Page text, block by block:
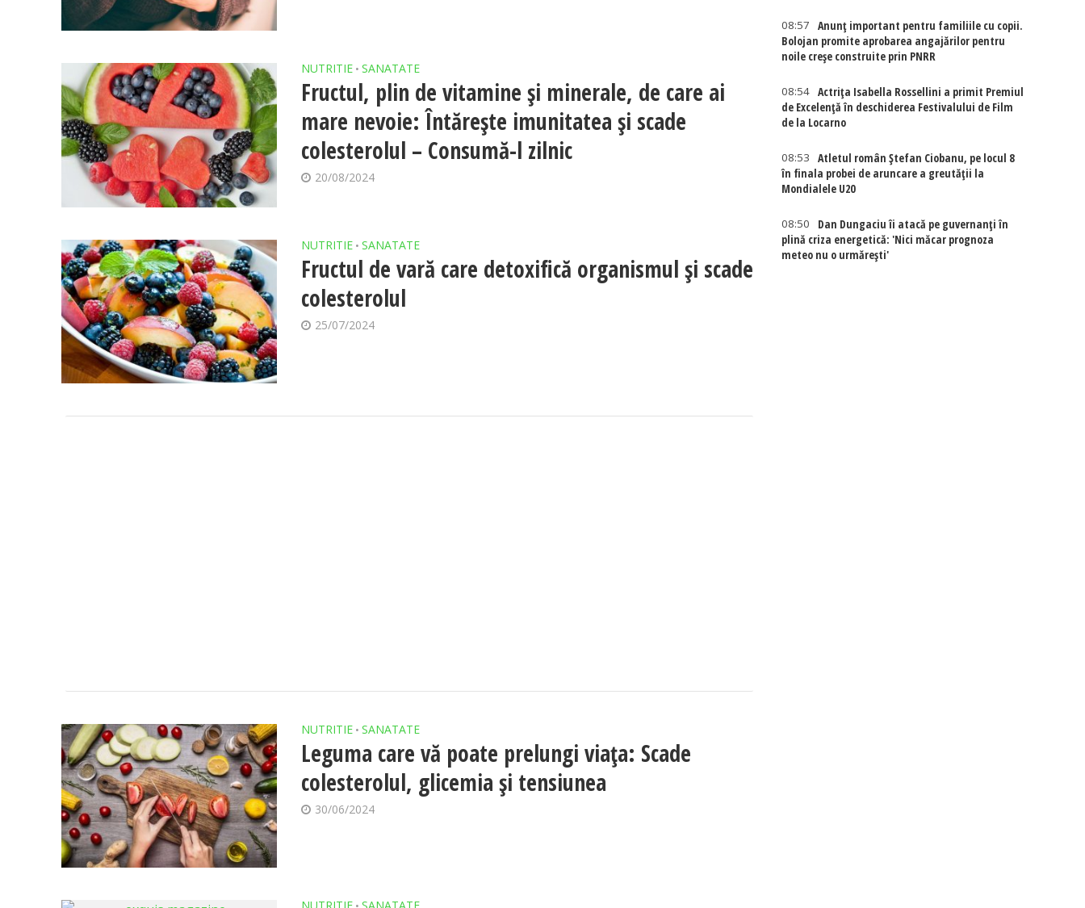
NUTRITIE • SANATATE
Fructul, plin de vitamine și minerale, de care ai
mare nevoie: Întărește imunitatea și scade
colesterolul – Consumă-l zilnic
20/08/2024
NUTRITIE • SANATATE
Fructul de vară care detoxifică organismul și scade
colesterolul
25/07/2024
NUTRITIE • SANATATE
Leguma care vă poate prelungi viața: Scade
colesterolul, glicemia și tensiunea
30/06/2024
08:57
Anunț important pentru familiile cu copii.
Bolojan promite aprobarea angajărilor pentru
noile creșe construite prin PNRR
08:54 Actriţa Isabella Rossellini a primit Premiul
de Excelenţă în deschiderea Festivalului de Film
de la Locarno
08:53
Atletul român Ștefan Ciobanu, pe locul 8
în finala probei de aruncare a greutății la
Mondialele U20
08:50
Dan Dungaciu îi atacă pe guvernanți în
plină criza energetică: 'Nici măcar prognoza
meteo nu o urmărești'